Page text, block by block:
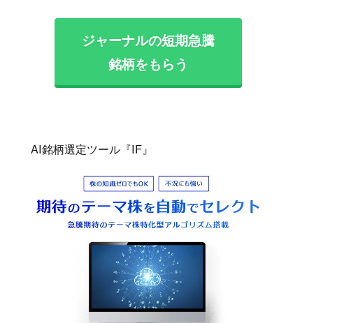
ジャーナルの短期急騰
銘柄をもらう
AI銘柄選定ツール『IF』